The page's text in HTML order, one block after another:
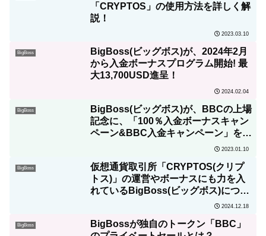
「CRYPTOS」の使用方法を詳しく解
説！
2023.03.10
BigBoss
BigBoss(ビッグボス)が、2024年2月
から入金ボーナスプログラム開始! 最
大13,700USD進呈！
2024.02.04
BigBoss
BigBoss(ビッグボス)が、BBCの上場
記念に、「100％入金ボーナスキャン
ペーン&BBC入金キャンペーン」を開
2023.01.10
BigBoss
仮想通貨取引所「CRYPTOS(クリプ
トス)」の運営やボーナスにも力を入
れているBigBoss(ビッグボス)につい
2024.12.18
BigBoss
BigBossが独自のトークン「BBC」